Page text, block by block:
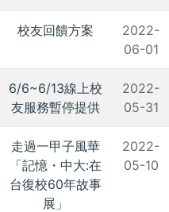
校友回饋方案
2022-
06-01
6/6~6/13線上校
友服務暫停提供
2022-
05-31
走過一甲子風華
「記憶・中大:在
台復校60年故事
展」
2022-
05-10